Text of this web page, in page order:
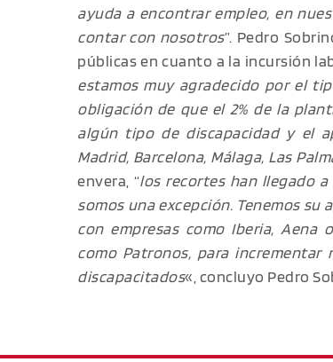
ayuda a encontrar empleo, en
contar con nosotros”. Pedro
públicas en cuanto a la incursión
estamos muy agradecido por el
obligación de que el 2% de la
algún tipo de discapacidad y el
Madrid, Barcelona, Málaga, Las
envera, “los recortes han llegado
somos una excepción. Tenemos su
con empresas como Iberia, Aena
como Patronos, para
discapacitados«, concluyo Pedro